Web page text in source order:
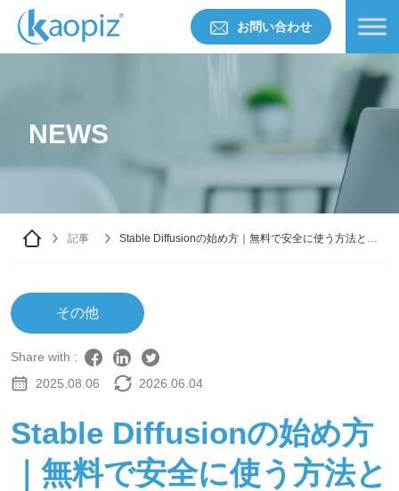
お問い合わせ
NEWS
記事
Stable Diffusionの始め方｜無料で安全に使う方法と注
その他
Share with :
2025.08.06
2026.06.04
Stable Diffusionの始め方
｜無料で安全に使う方法と